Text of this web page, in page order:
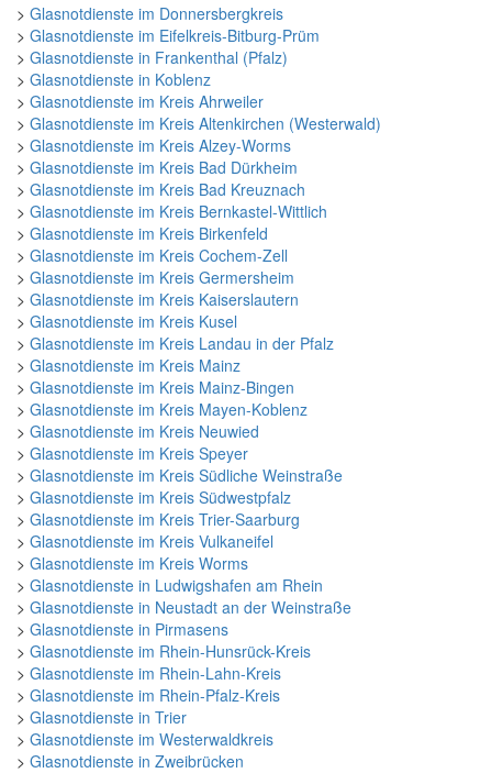
> Glasnotdienste im Donnersbergkreis
> Glasnotdienste im Eifelkreis-Bitburg-Prüm
> Glasnotdienste in Frankenthal (Pfalz)
> Glasnotdienste in Koblenz
> Glasnotdienste im Kreis Ahrweiler
> Glasnotdienste im Kreis Altenkirchen (Westerwald)
> Glasnotdienste im Kreis Alzey-Worms
> Glasnotdienste im Kreis Bad Dürkheim
> Glasnotdienste im Kreis Bad Kreuznach
> Glasnotdienste im Kreis Bernkastel-Wittlich
> Glasnotdienste im Kreis Birkenfeld
> Glasnotdienste im Kreis Cochem-Zell
> Glasnotdienste im Kreis Germersheim
> Glasnotdienste im Kreis Kaiserslautern
> Glasnotdienste im Kreis Kusel
> Glasnotdienste im Kreis Landau in der Pfalz
> Glasnotdienste im Kreis Mainz
> Glasnotdienste im Kreis Mainz-Bingen
> Glasnotdienste im Kreis Mayen-Koblenz
> Glasnotdienste im Kreis Neuwied
> Glasnotdienste im Kreis Speyer
> Glasnotdienste im Kreis Südliche Weinstraße
> Glasnotdienste im Kreis Südwestpfalz
> Glasnotdienste im Kreis Trier-Saarburg
> Glasnotdienste im Kreis Vulkaneifel
> Glasnotdienste im Kreis Worms
> Glasnotdienste in Ludwigshafen am Rhein
> Glasnotdienste in Neustadt an der Weinstraße
> Glasnotdienste in Pirmasens
> Glasnotdienste im Rhein-Hunsrück-Kreis
> Glasnotdienste im Rhein-Lahn-Kreis
> Glasnotdienste im Rhein-Pfalz-Kreis
> Glasnotdienste in Trier
> Glasnotdienste im Westerwaldkreis
> Glasnotdienste in Zweibrücken